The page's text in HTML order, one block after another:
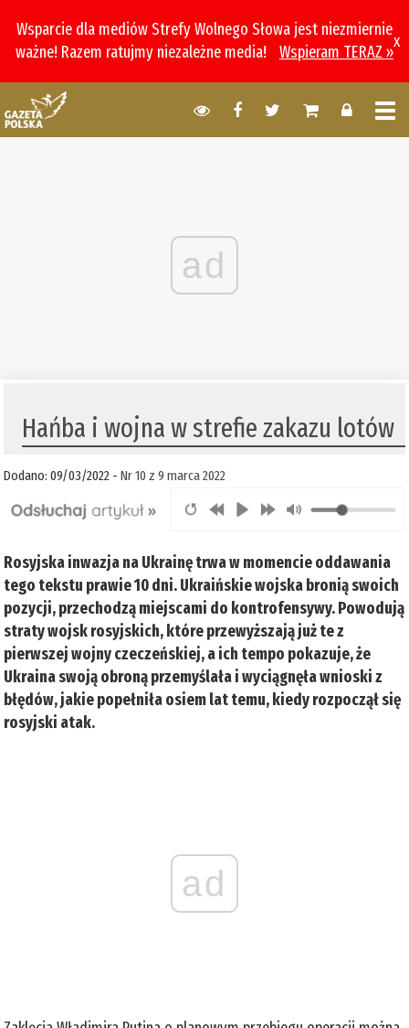
Wsparcie dla mediów Strefy Wolnego Słowa jest niezmiernie
ważne! Razem ratujmy niezależne media!
Wspieram TERAZ »
x
ad
Hańba i wojna w strefie zakazu lotów
Dodano: 09/03/2022 -Nr 10 z 9 marca 2022
Rosyjska inwazja na Ukrainę trwa w momencie oddawania
tego tekstu prawie 10 dni. Ukraińskie wojska bronią swoich
pozycji, przechodzą miejscami do kontrofensywy. Powodują
straty wojsk rosyjskich, które przewyższają już te z
pierwszej wojny czeczeńskiej, a ich tempo pokazuje, że
Ukraina swoją obroną przemyślała i wyciągnęła wnioski z
błędów, jakie popełniła osiem lat temu, kiedy rozpoczął się
rosyjski atak.
ad